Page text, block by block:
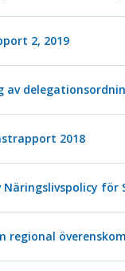
2, 2019
av
2018
Näringslivspolicy för
regional